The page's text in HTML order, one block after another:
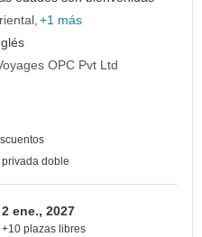
+1 más
OPC Pvt Ltd
doble
2 ene., 2027
+10 plazas libres